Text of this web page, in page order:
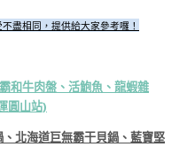
盡相同，提供給大家參考囉！
和牛肉盤、活鮑魚、龍蝦雜
圓山站)
北海道巨無霸干貝鍋、藍寶堅